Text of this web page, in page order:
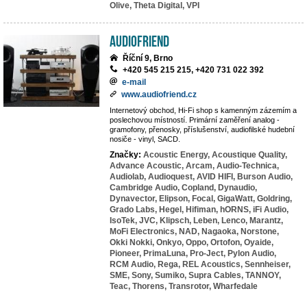
Olive, Theta Digital, VPI
Audiofriend
Říční 9, Brno
+420 545 215 215, +420 731 022 392
e-mail
www.audiofriend.cz
Internetový obchod, Hi-Fi shop s kamenným zázemím a
poslechovou místností. Primární zaměření analog -
gramofony, přenosky, příslušenství, audiofilské hudební
nosiče - vinyl, SACD.
Značky: Acoustic Energy, Acoustique Quality,
Advance Acoustic, Arcam, Audio-Technica,
Audiolab, Audioquest, AVID HIFI, Burson Audio,
Cambridge Audio, Copland, Dynaudio,
Dynavector, Elipson, Focal, GigaWatt, Goldring,
Grado Labs, Hegel, Hifiman, hORNS, iFi Audio,
IsoTek, JVC, Klipsch, Leben, Lenco, Marantz,
MoFi Electronics, NAD, Nagaoka, Norstone,
Okki Nokki, Onkyo, Oppo, Ortofon, Oyaide,
Pioneer, PrimaLuna, Pro-Ject, Pylon Audio,
RCM Audio, Rega, REL Acoustics, Sennheiser,
SME, Sony, Sumiko, Supra Cables, TANNOY,
Teac, Thorens, Transrotor, Wharfedale